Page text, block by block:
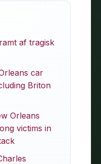
af tragisk
car
Briton
Orleans
victims in